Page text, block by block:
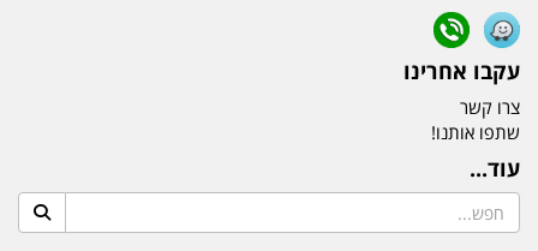
עקבו אחרינו
צרו קשר
שתפו אותנו!
עוד...